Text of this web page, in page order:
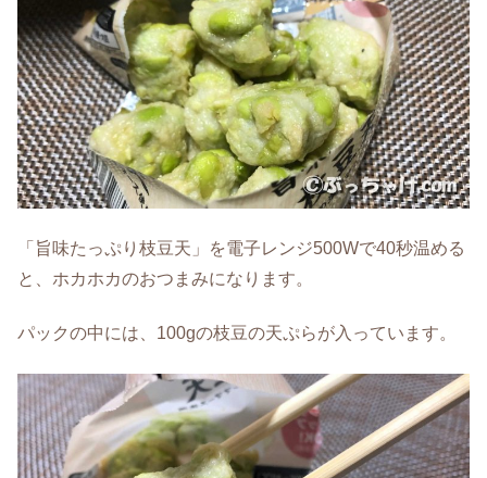
「旨味たっぷり枝豆天」を電子レンジ500Wで40秒温める
と、ホカホカのおつまみになります。
パックの中には、100gの枝豆の天ぷらが入っています。